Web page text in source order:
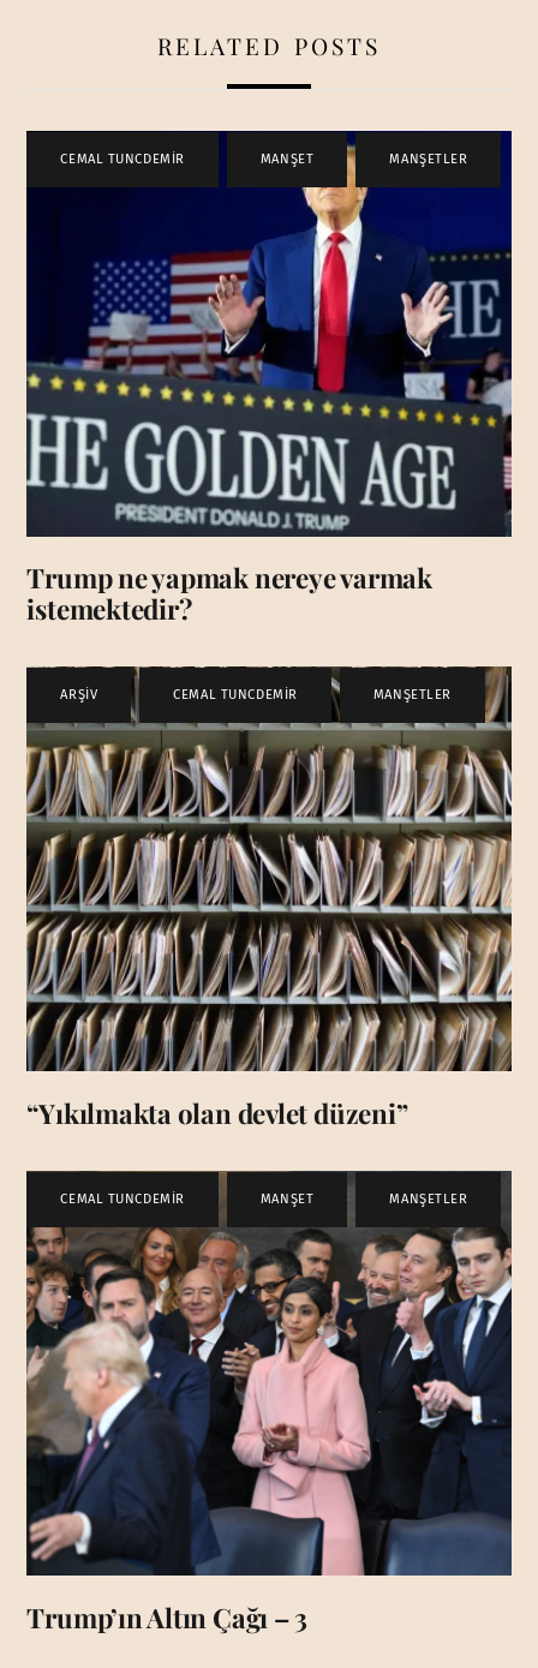
RELATED POSTS
CEMAL TUNCDEMİR MANŞET , MANŞETLER
Trump ne yapmak nereye varmak
istemektedir?
ARŞİV CEMAL TUNCDEMİR , MANŞETLER
“Yıkılmakta olan devlet düzeni”
CEMAL TUNCDEMİR MANŞET MANŞETLER
Trump’ın Altın Çağı – 3